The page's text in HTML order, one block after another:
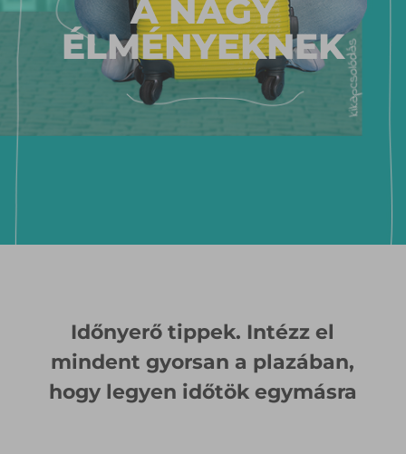
A NAGY
ÉLMÉNYEKNEK
Időnyerő tippek. Intézz el
mindent gyorsan a plazában,
hogy legyen időtök egymásra